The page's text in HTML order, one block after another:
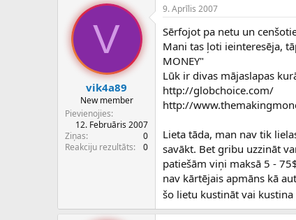
e
d
e
z
s
ā
c
k
m
a
t
u
m
s
V
vik4a89
New member
Pievienojies
12. Februāris 2007
Ziņas
0
Reakciju rezultāts
0
9. Aprīlis 2007
Sērfojot pa netu un
Mani tas ļoti ieinteresēja,
MONEY"
Lūk ir divas mājaslapas
http://globchoice.com/
http://
Lieta tāda, man nav tik
savākt. Bet gribu uzzināt
patiešām viņi maksā 5 -
nav kārtējais apmāns kā
šo lietu kustināt vai